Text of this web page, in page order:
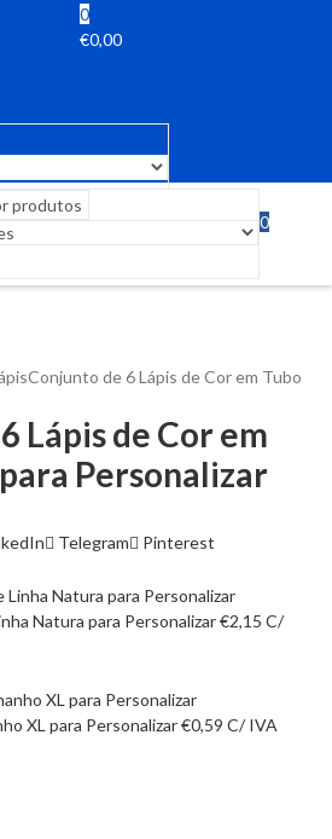
0
€0,00
0
Conjunto de 6 Lápis de Cor em Tubo
Lápis de Cor em
Personalizar
Telegram
Pinterest
Natura para Personalizar€2,15 C/
XL para Personalizar€0,59 C/ IVA